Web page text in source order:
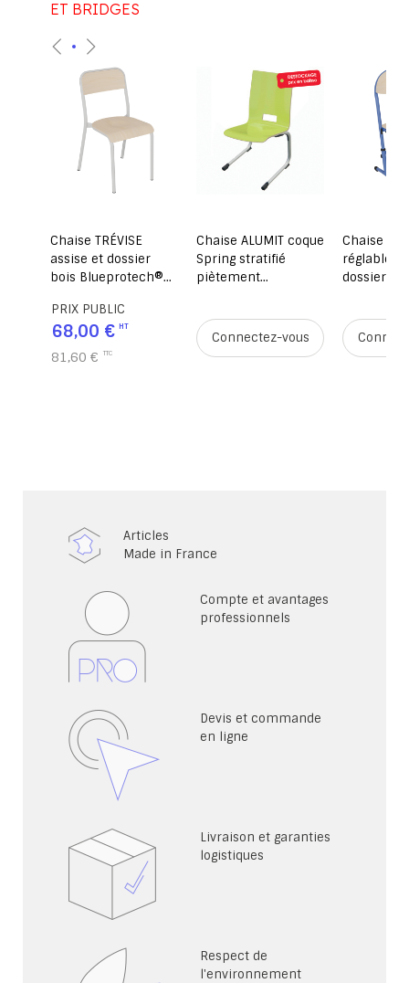
ET BRIDGES
Chaise TRÉVISE
assise et dossier
bois Blueprotech®
T3 à T7 - Stock
PRIX PUBLIC
68,00 €
81,60 €
Chaise ALUMIT coque
Spring stratifié
piètement
alu RAL 9006
Connectez-vous
Chaise
réglable
dossier
T3 à T6 -
Articles
Made in France
Compte et avantages
professionnels
Devis et commande
en ligne
Livraison et garanties
logistiques
Respect de
l'environnement